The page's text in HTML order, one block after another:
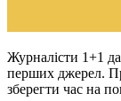
Журналісти 1+1
перших джерел.
зберегти час на